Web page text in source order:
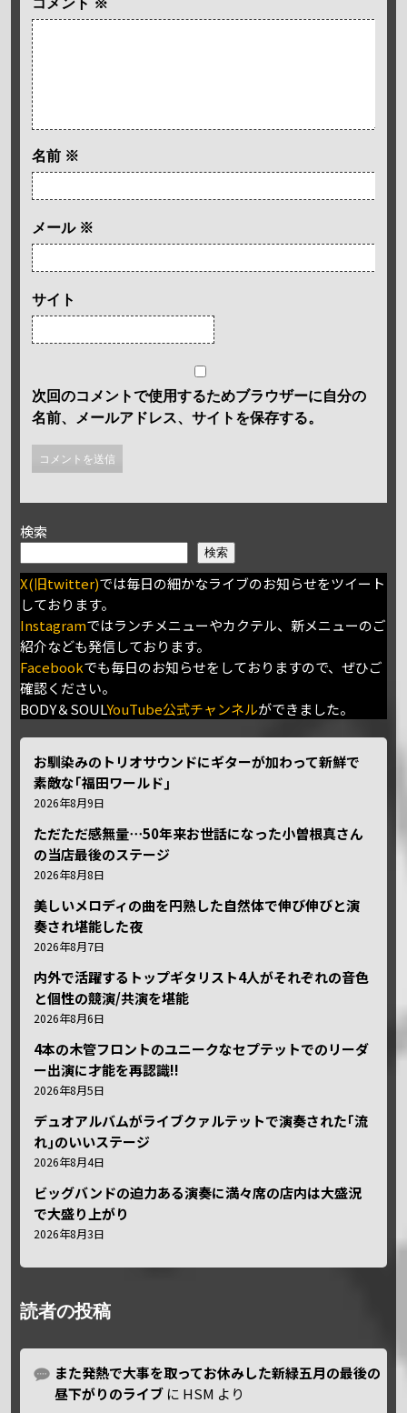
コメント ※
名前 ※
メール ※
サイト
次回のコメントで使用するためブラウザーに自分の
名前、メールアドレス、サイトを保存する。
検索
検索
X(旧twitter)では毎日の細かなライブのお知らせをツイート
しております。
Instagramではランチメニューやカクテル、新メニューのご
紹介なども発信しております。
Facebookでも毎日のお知らせをしておりますので、ぜひご
確認ください。
BODY＆SOULYouTube公式チャンネルができました。
お馴染みのトリオサウンドにギターが加わって新鮮で
素敵な｢福田ワールド｣
2026年8月9日
ただただ感無量⋯50年来お世話になった小曽根真さん
の当店最後のステージ
2026年8月8日
美しいメロディの曲を円熟した自然体で伸び伸びと演
奏され堪能した夜
2026年8月7日
内外で活躍するトップギタリスト4人がそれぞれの音色
と個性の競演/共演を堪能
2026年8月6日
4本の木管フロントのユニークなセプテットでのリーダ
ー出演に才能を再認識!!
2026年8月5日
デュオアルバムがライブクァルテットで演奏された｢流
れ｣のいいステージ
2026年8月4日
ビッグバンドの迫力ある演奏に満々席の店内は大盛況
で大盛り上がり
2026年8月3日
読者の投稿
また発熱で大事を取ってお休みした新緑五月の最後の
昼下がりのライブ に HSM より